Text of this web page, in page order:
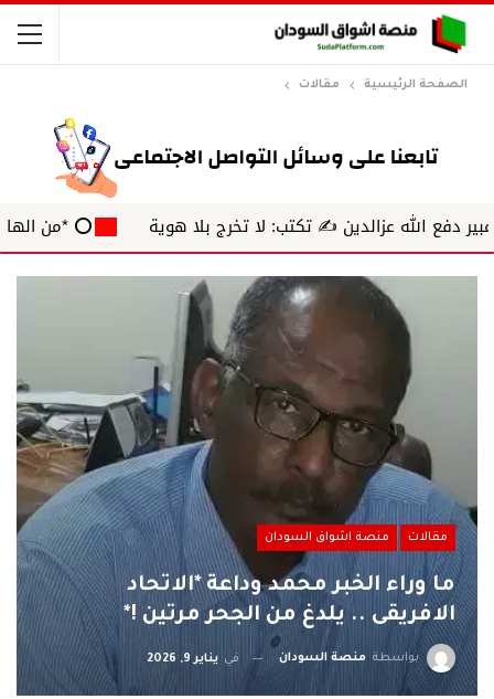
الصفحة الرئيسية مقالات
عزالدين ✍️ تكتب: لا تخرج بلا هوية ⭕ *من الهامش* ✍️
مقالات منصة اشواق السودان
ما وراء الخبر محمد وداعة *الاتحاد
الافريقى .. يلدغ من الجحر مرتين !*
بواسطة منصة السودان في يناير 9, 2026